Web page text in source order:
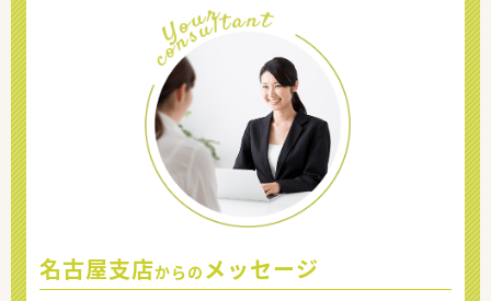
名古屋支店からの メッセージ